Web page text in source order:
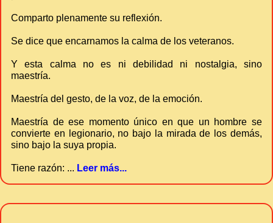
Comparto plenamente su reflexión.
Se dice que encarnamos la calma de los veteranos.
Y esta calma no es ni debilidad ni nostalgia, sino
maestría.
Maestría del gesto, de la voz, de la emoción.
Maestría de ese momento único en que un hombre se
convierte en legionario, no bajo la mirada de los demás,
sino bajo la suya propia.
Tiene razón: ... Leer más...